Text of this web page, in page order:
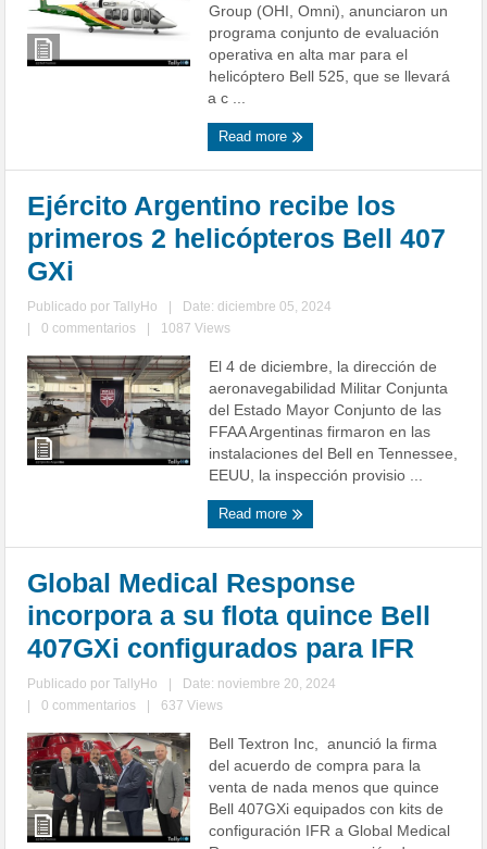
Group (OHI, Omni), anunciaron un
programa conjunto de evaluación
operativa en alta mar para el
helicóptero Bell 525, que se llevará
a c ...
Read more
Ejército Argentino recibe los
primeros 2 helicópteros Bell 407
GXi
Publicado porTallyHo
Date: diciembre 05, 2024
0 commentarios 1087 Views
El 4 de diciembre, la dirección de
aeronavegabilidad Militar Conjunta
del Estado Mayor Conjunto de las
FFAA Argentinas firmaron en las
instalaciones del Bell en Tennessee,
EEUU, la inspección provisio ...
Read more
Global Medical Response
incorpora a su flota quince Bell
407GXi configurados para IFR
Publicado porTallyHo
Date: noviembre 20, 2024
0 commentarios 637 Views
Bell Textron Inc, anunció la firma
del acuerdo de compra para la
venta de nada menos que quince
Bell 407GXi equipados con kits de
configuración IFR a Global Medical